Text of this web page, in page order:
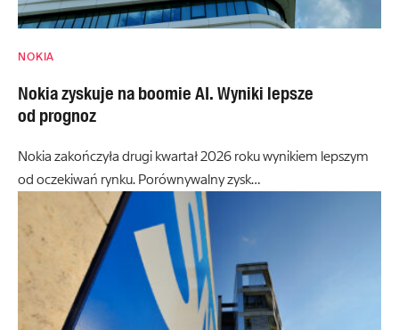
NOKIA
Nokia zyskuje na boomie AI. Wyniki lepsze
od prognoz
Nokia zakończyła drugi kwartał 2026 roku wynikiem lepszym
od oczekiwań rynku. Porównywalny zysk…